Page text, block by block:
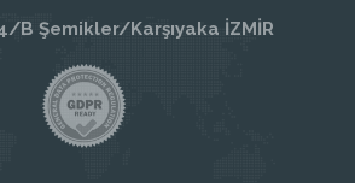
B Şemikler/Karşıyaka İZMİR